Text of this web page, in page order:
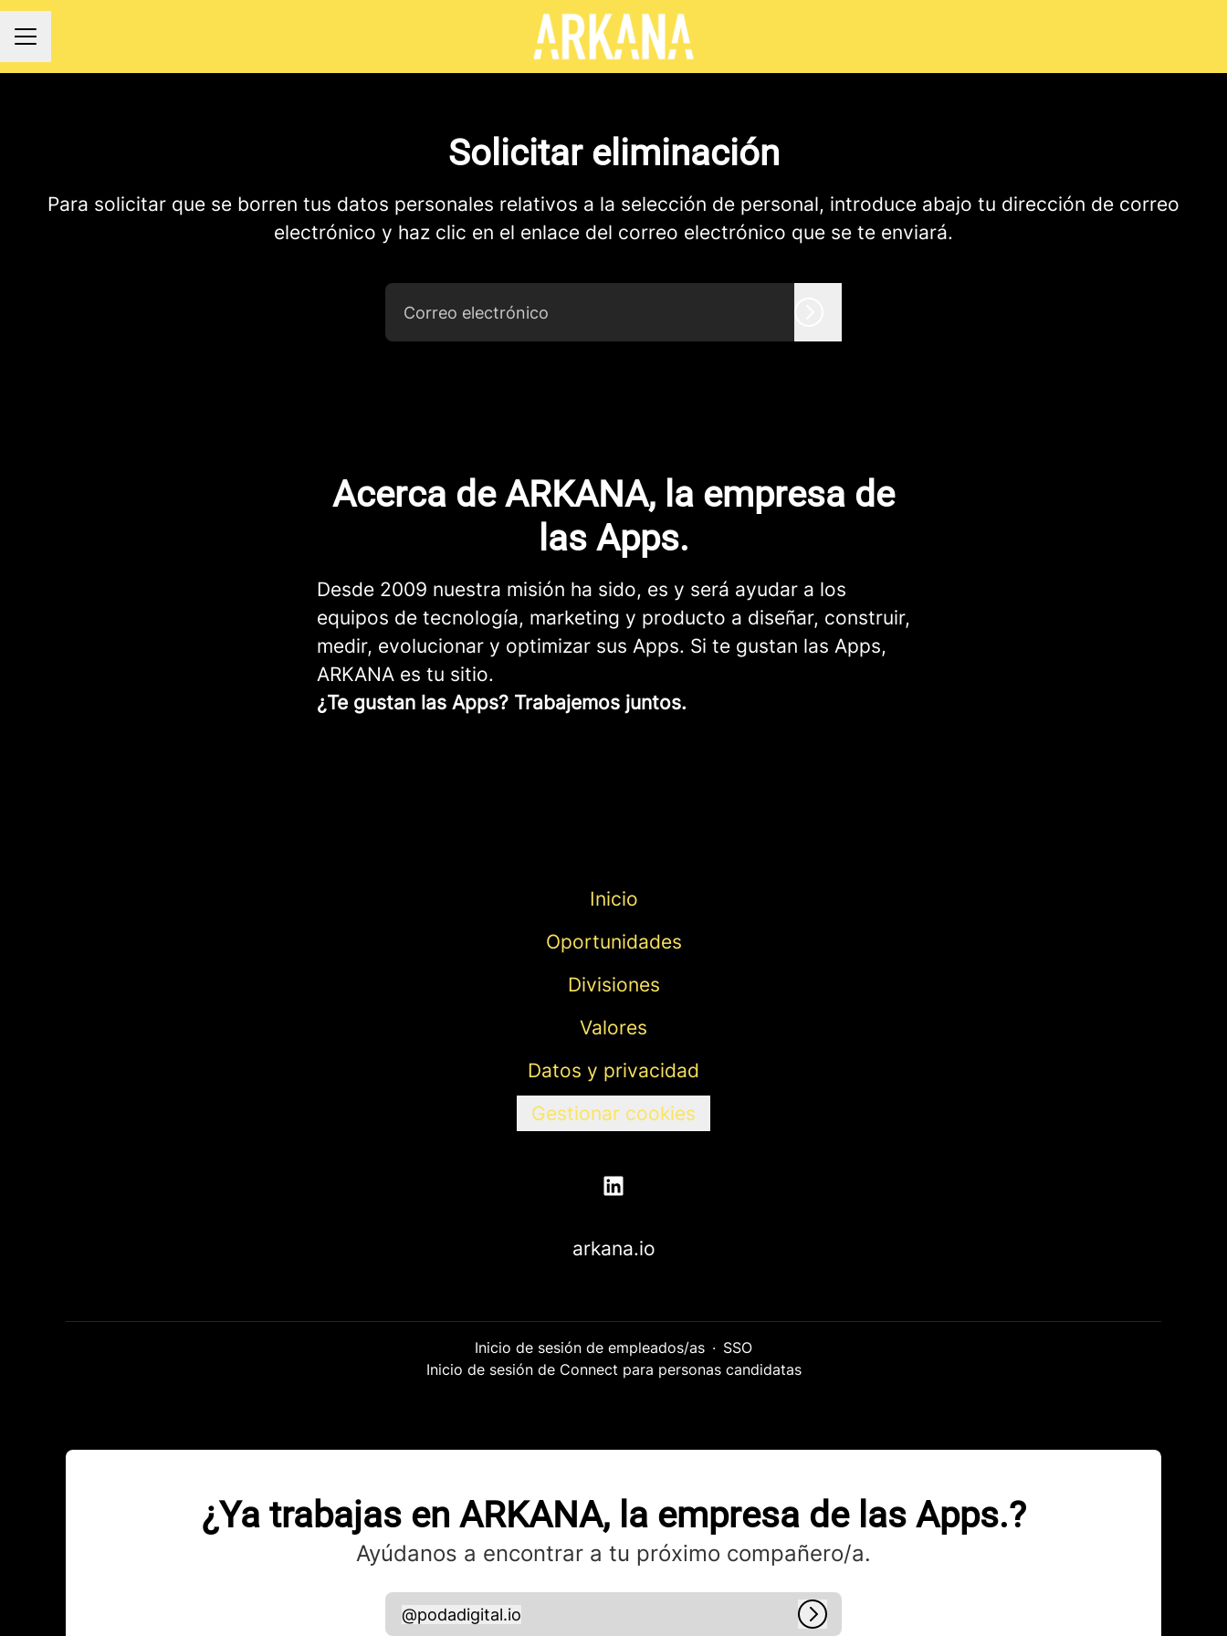
MENÚ DE EMPLEO
Solicitar eliminación
Para solicitar que se borren tus datos personales relativos a la selección de personal, introduce abajo tu dirección de correo
electrónico y haz clic en el enlace del correo electrónico que se te enviará.
Acerca de ARKANA, la empresa de
las Apps.
Desde 2009 nuestra misión ha sido, es y será ayudar a los
equipos de tecnología, marketing y producto a diseñar, construir,
medir, evolucionar y optimizar sus Apps. Si te gustan las Apps,
ARKANA es tu sitio.
¿Te gustan las Apps? Trabajemos juntos.
Inicio
Oportunidades
Divisiones
Valores
Datos y privacidad
Gestionar cookies
arkana.io
Inicio de sesión de empleados/as · SSO
Inicio de sesión de Connect para personas candidatas
¿Ya trabajas en ARKANA, la empresa de las Apps.?
Ayúdanos a encontrar a tu próximo compañero/a.
podadigital.io
@podadigital.io Iniciar sesión